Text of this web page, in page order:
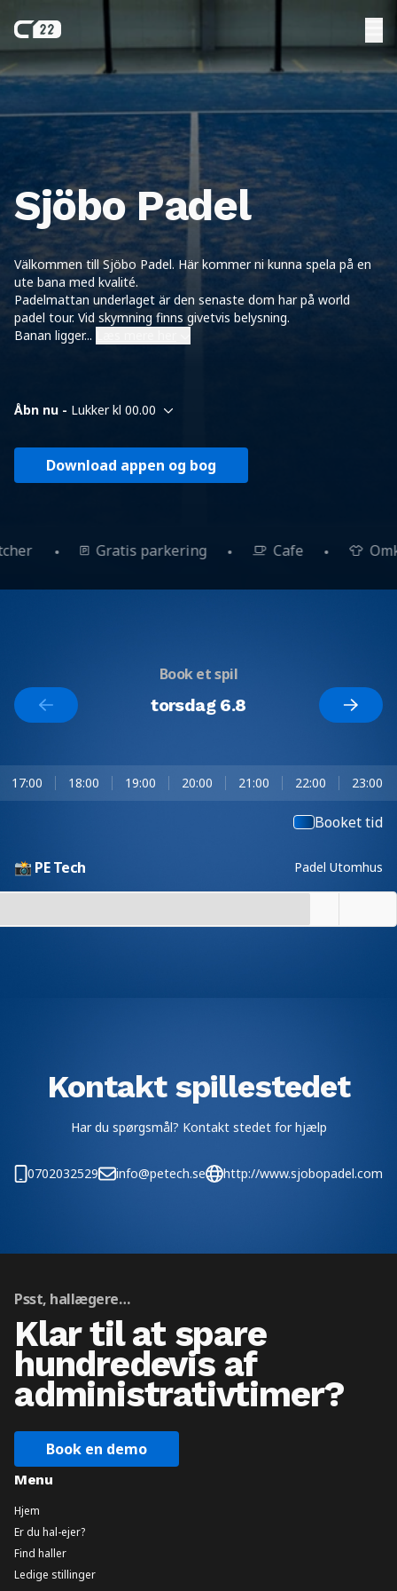
Sjöbo Padel
Välkommen till Sjöbo Padel. Här kommer ni kunna spela på en
ute bana med kvalité.
Padelmattan underlaget är den senaste dom har på world
padel tour. Vid skymning finns givetvis belysning.
Banan ligger...
Åbn nu - Lukker kl 00.00
Download appen og bog
Gratis parkering Cafe
Book et spil
torsdag 6.8
17:00 18:00 19:00 20:00 21:00 22:00 23:00
Booket tid
📸 PE Tech Padel Utomhus
Kontakt spillestedet
Har du spørgsmål? Kontakt stedet for hjælp
0702032529 info@petech.se http://www.sjobopadel.com
Psst, hallægere…
Klar til at spare
hundredevis af
administrativtimer?
Book en demo
Menu
Hjem
Er du hal-ejer?
Find haller
Ledige stillinger